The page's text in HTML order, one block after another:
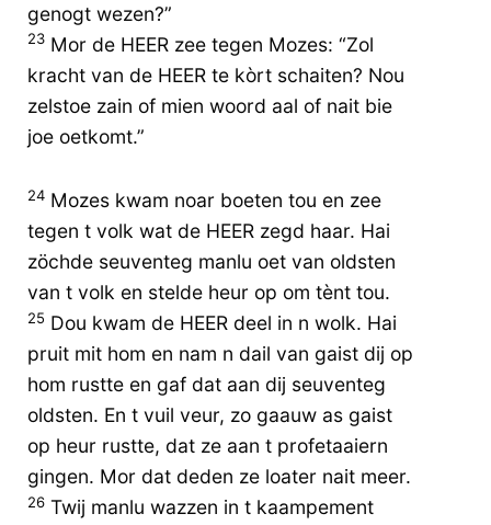
genogt wezen?”
23 Mor de HEER zee tegen Mozes: “Zol
kracht van de HEER te kòrt schaiten? Nou
zelstoe zain of mien woord aal of nait bie
joe oetkomt.”
24 Mozes kwam noar boeten tou en zee
tegen t volk wat de HEER zegd haar. Hai
zöchde seuventeg manlu oet van oldsten
van t volk en stelde heur op om tènt tou.
25 Dou kwam de HEER deel in n wolk. Hai
pruit mit hom en nam n dail van gaist dij op
hom rustte en gaf dat aan dij seuventeg
oldsten. En t vuil veur, zo gaauw as gaist
op heur rustte, dat ze aan t profetaaiern
gingen. Mor dat deden ze loater nait meer.
26 Twij manlu wazzen in t kaampement